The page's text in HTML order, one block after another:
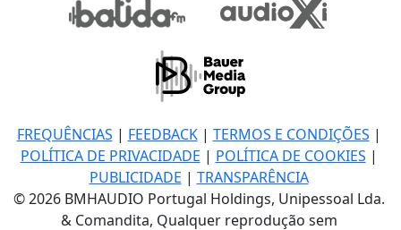
FREQUÊNCIAS | FEEDBACK| TERMOS E CONDIÇÕES |
POLÍTICA DE PRIVACIDADE | POLÍTICA DE COOKIES |
PUBLICIDADE | TRANSPARÊNCIA
© 2026 BMHAUDIO Portugal Holdings, Unipessoal Lda.
& Comandita, Qualquer reprodução sem